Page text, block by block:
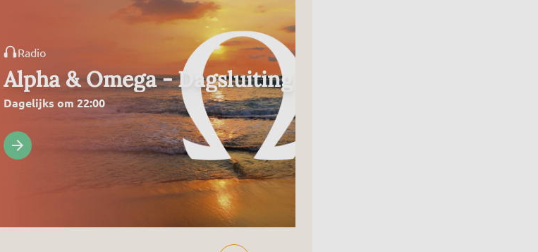
Radio
Alpha & Omega - Dagsluiting
Dagelijks om 22:00